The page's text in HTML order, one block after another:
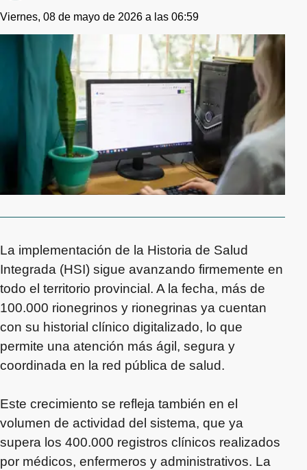
Viernes, 08 de mayo de 2026 a las 06:59
La implementación de la Historia de Salud
Integrada (HSI) sigue avanzando firmemente en
todo el territorio provincial. A la fecha, más de
100.000 rionegrinos y rionegrinas ya cuentan
con su historial clínico digitalizado, lo que
permite una atención más ágil, segura y
coordinada en la red pública de salud.
Este crecimiento se refleja también en el
volumen de actividad del sistema, que ya
supera los 400.000 registros clínicos realizados
por médicos, enfermeros y administrativos. La